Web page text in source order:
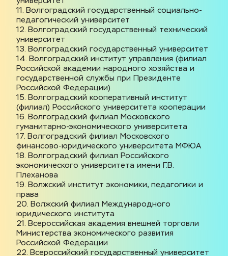
11. Волгоградский государственный социально-
педагогический университет
12. Волгоградский государственный технический
университет
13. Волгоградский государственный университет
14. Волгоградский институт управления (филиал
Российской академии народного хозяйства и
государственной службы при Президенте
Российской Федерации)
15. Волгоградский кооперативный институт
(филиал) Российского университета кооперации
16. Волгоградский филиал Московского
гуманитарно-экономического университета
17. Волгоградский филиал Московского
финансово-юридического университета МФЮА
18. Волгоградский филиал Российского
экономического университета имени Г.В.
Плеханова
19. Волжский институт экономики, педагогики и
права
20. Волжский филиал Международного
юридического института
21. Всероссийская академия внешней торговли
Министерства экономического развития
Российской Федерации
22. Всероссийский государственный университет